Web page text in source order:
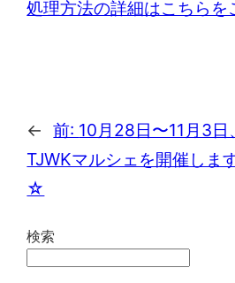
処理方法の詳細はこちらを
← 前: 10月28日〜11月3日、
TJWKマルシェを開催しま
☆
検索